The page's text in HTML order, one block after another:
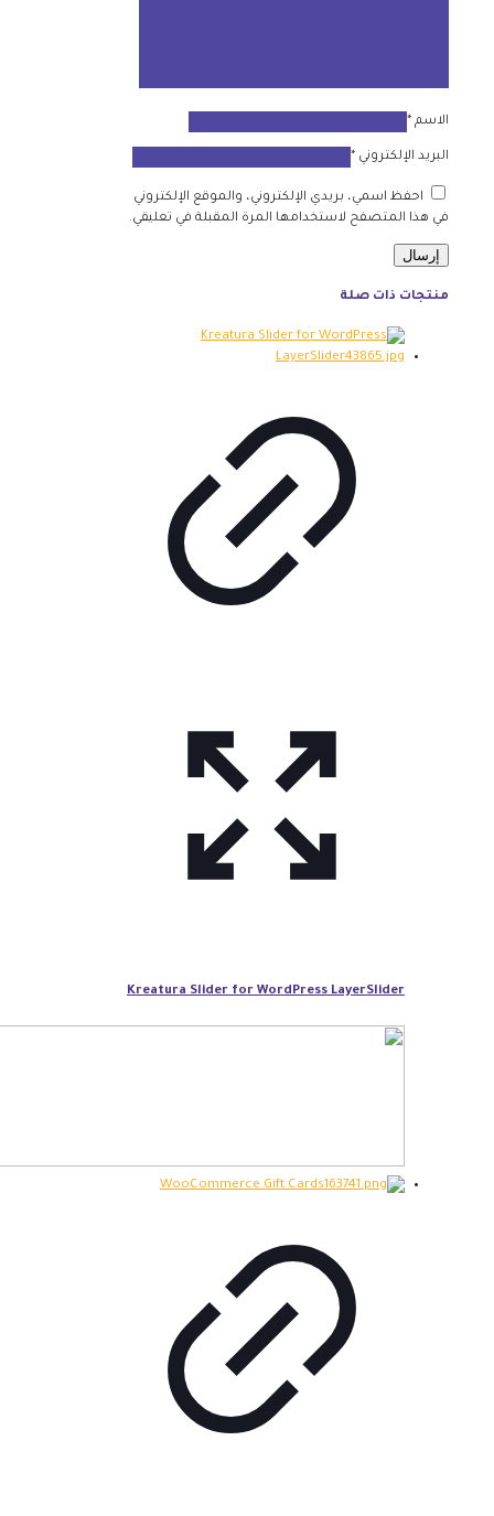
الاسم *
البريد الإلكتروني *
احفظ اسمي، بريدي الإلكتروني، والموقع الإلكتروني
في هذا المتصفح لاستخدامها المرة المقبلة في تعليقي.
منتجات ذات صلة
Kreatura Slider for WordPress LayerSlider